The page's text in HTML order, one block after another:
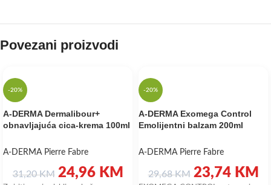
Povezani proizvodi
-20%
A-DERMA Dermalibour+
obnavljajuća cica-krema 100ml
A-DERMA Pierre Fabre
31,20KM 24,96 KM
-20%
A-DERMA Exomega Control
Emolijentni balzam 200ml
A-DERMA Pierre Fabre
29,68KM 23,74 KM